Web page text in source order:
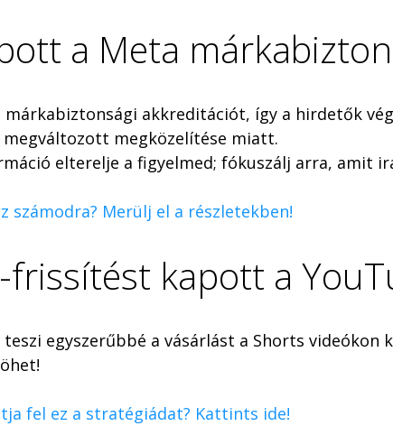
a Meta
akkreditációt, így a hirdetők
megközelítése miatt.
elterelje a figyelmed; fókuszálj arra, amit
számodra? Merülj el a részletekben!
kapott a
egyszerűbbé a vásárlást a Shorts
fel ez a stratégiádat? Kattints ide!